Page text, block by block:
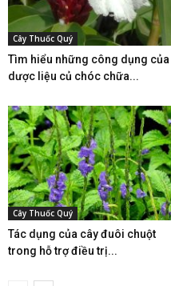
Cây Thuốc Quý
Tìm hiểu những công dụng của
dược liệu củ chóc chữa...
Cây Thuốc Quý
Tác dụng của cây đuôi chuột
trong hỗ trợ điều trị...